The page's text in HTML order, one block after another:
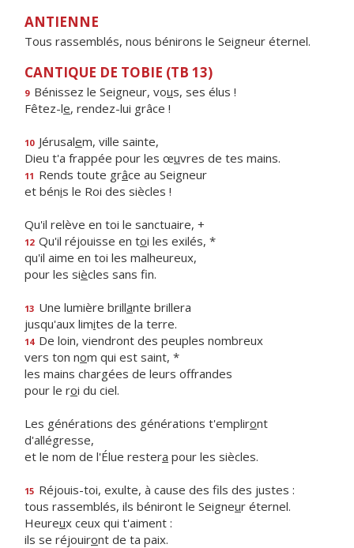
ANTIENNE
Tous rassemblés, nous bénirons le Seigneur éternel.
CANTIQUE DE TOBIE (TB 13)
9 Bénissez le Seigneur, vous, ses élus !
Fêtez-le, rendez-lui grâce !
10 Jérusalem, ville sainte,
Dieu t'a frappée pour les œuvres de tes mains.
11 Rends toute grâce au Seigneur
et bénis le Roi des siècles !
Qu'il relève en toi le sanctuaire, +
12 Qu'il réjouisse en toi les exilés, *
qu'il aime en toi les malheureux,
pour les siècles sans fin.
13 Une lumière brillante brillera
jusqu'aux limites de la terre.
14 De loin, viendront des peuples nombreux
vers ton nom qui est saint, *
les mains chargées de leurs offrandes
pour le roi du ciel.
Les générations des générations t'empliront
d'allégresse,
et le nom de l'Élue restera pour les siècles.
15 Réjouis-toi, exulte, à cause des fls des justes :
tous rassemblés, ils béniront le Seigneur éternel.
Heureux ceux qui t'aiment :
ils se réjouiront de ta paix.